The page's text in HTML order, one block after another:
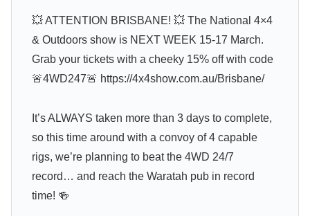
💥 ATTENTION BRISBANE! 💥 The National 4×4
& Outdoors show is NEXT WEEK 15-17 March.
Grab your tickets with a cheeky 15% off with code
🚨4WD247🚨 https://4x4show.com.au/Brisbane/
It’s ALWAYS taken more than 3 days to complete,
so this time around with a convoy of 4 capable
rigs, we’re planning to beat the 4WD 24/7
record… and reach the Waratah pub in record
time! 🍻